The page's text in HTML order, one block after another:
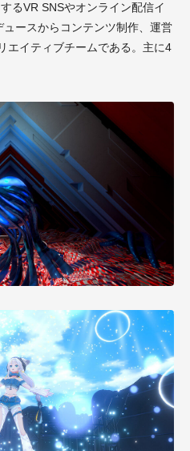
るVR SNSやオンライン配信イ
ースからコンテンツ制作、運営
エイティブチームである。主に4